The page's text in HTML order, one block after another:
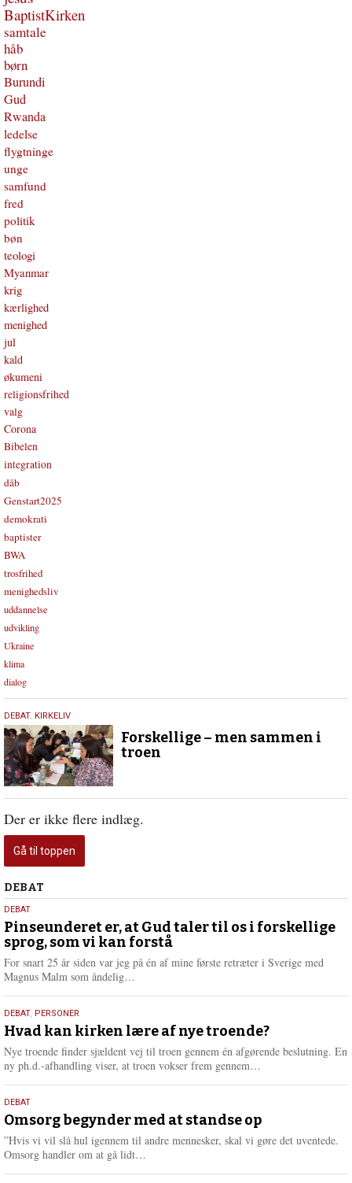
BaptistKirken
samtale
håb
børn
Burundi
Gud
Rwanda
ledelse
flygtninge
unge
samfund
fred
politik
bøn
teologi
Myanmar
krig
kærlighed
menighed
jul
kald
økumeni
religionsfrihed
valg
Corona
Bibelen
integration
dåb
Genstart2025
demokrati
baptister
BWA
trosfrihed
menighedsliv
uddannelse
udvikling
Ukraine
klima
dialog
1.
juni
2025
DEBAT, KIRKELIV
Forskellige – men sammen i
troen
Der er ikke flere indlæg.
Gå til toppen
Debat
DEBAT
5.
august
2026
DEBAT
Pinseunderet er, at Gud taler til os i forskellige
sprog, som vi kan forstå
For snart 25 år siden var jeg på én af mine første retræter i Sverige med
Magnus Malm som åndelig…
e
r
e
25.
juli
2026
DEBAT, PERSONER
Hvad kan kirken lære af nye troende?
Nye troende finder sjældent vej til troen gennem én afgørende beslutning. En
ny ph.d.-afhandling viser, at troen vokser frem gennem…
e
r
e
9.
juli
2026
DEBAT
Omsorg begynder med at standse op
”Hvis vi vil slå hul igennem til andre mennesker, skal vi gøre det uventede.
Omsorg handler om at gå lidt…